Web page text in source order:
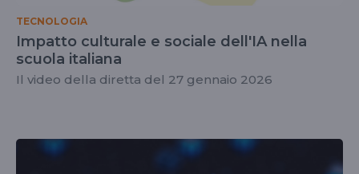
TECNOLOGIA
Impatto culturale e sociale dell'IA nella
scuola italiana
Il video della diretta del 27 gennaio 2026